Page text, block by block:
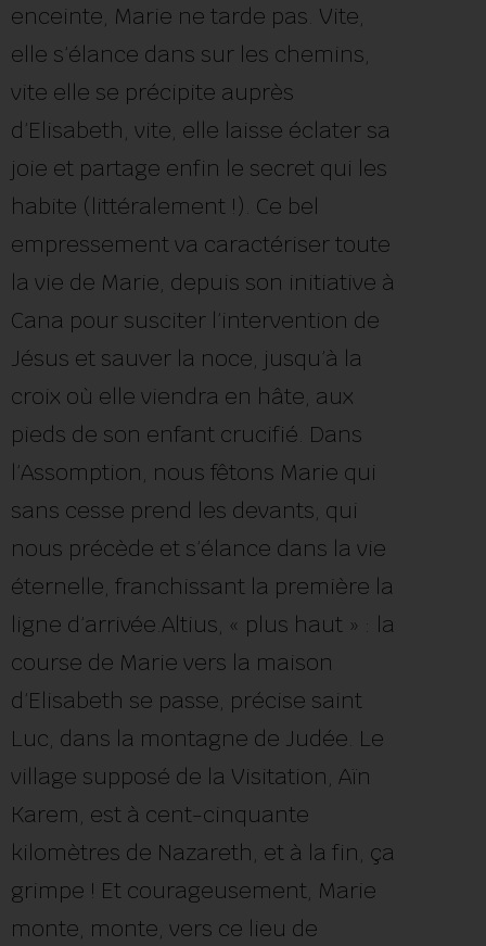
enceinte, Marie ne tarde pas. Vite,
elle s’élance dans sur les chemins,
vite elle se précipite auprès
d’Elisabeth, vite, elle laisse éclater sa
joie et partage enfin le secret qui les
habite (littéralement !). Ce bel
empressement va caractériser toute
la vie de Marie, depuis son initiative à
Cana pour susciter l’intervention de
Jésus et sauver la noce, jusqu’à la
croix où elle viendra en hâte, aux
pieds de son enfant crucifié. Dans
l’Assomption, nous fêtons Marie qui
sans cesse prend les devants, qui
nous précède et s’élance dans la vie
éternelle, franchissant la première la
ligne d’arrivée.Altius, « plus haut » : la
course de Marie vers la maison
d’Elisabeth se passe, précise saint
Luc, dans la montagne de Judée. Le
village supposé de la Visitation, Aïn
Karem, est à cent-cinquante
kilomètres de Nazareth, et à la fin, ça
grimpe ! Et courageusement, Marie
monte, monte, vers ce lieu de